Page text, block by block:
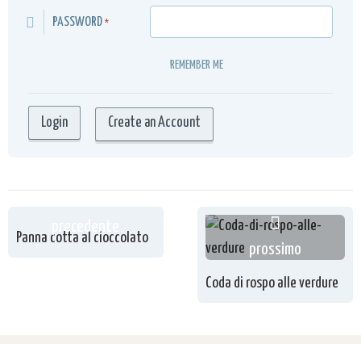
PASSWORD *
REMEMBER ME
Create an Account
precedente
Panna cotta al cioccolato
prossimo
Coda di rospo alle verdure